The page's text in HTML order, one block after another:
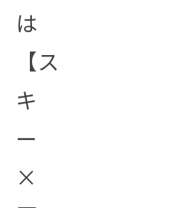
は
【ス
キ
ー
×